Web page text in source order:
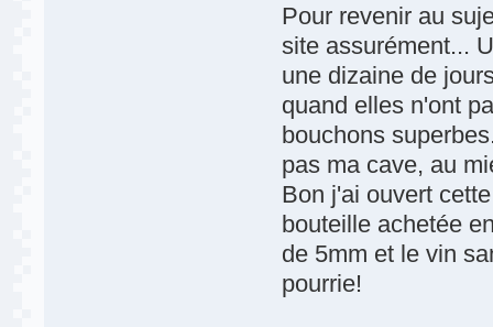
Pour revenir au
site assurément...
une dizaine de
quand elles n'ont
bouchons
pas ma cave, au
Bon j'ai ouvert
bouteille achetée
de 5mm et le vin
pourrie!